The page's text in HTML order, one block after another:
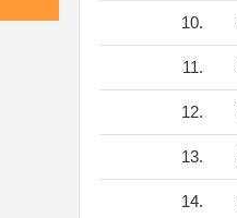
10.
11.
12.
13.
14.